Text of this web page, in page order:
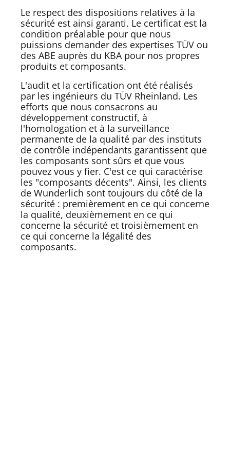
Le respect des dispositions relatives à la
sécurité est ainsi garanti. Le certificat est la
condition préalable pour que nous
puissions demander des expertises TÜV ou
des ABE auprès du KBA pour nos propres
produits et composants.
L'audit et la certification ont été réalisés
par les ingénieurs du TÜV Rheinland. Les
efforts que nous consacrons au
développement constructif, à
l'homologation et à la surveillance
permanente de la qualité par des instituts
de contrôle indépendants garantissent que
les composants sont sûrs et que vous
pouvez vous y fier. C'est ce qui caractérise
les "composants décents". Ainsi, les clients
de Wunderlich sont toujours du côté de la
sécurité : premièrement en ce qui concerne
la qualité, deuxièmement en ce qui
concerne la sécurité et troisièmement en
ce qui concerne la légalité des
composants.